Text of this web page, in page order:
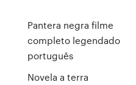
Pantera negra filme
completo legendado
português
Novela a terra